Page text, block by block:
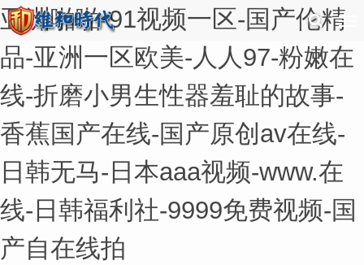
亚洲啪啪-91视频一区-国产伦精
品-亚洲一区欧美-人人97-粉嫩在
线-折磨小男生性器羞耻的故事-
香蕉国产在线-国产原创av在线-
日韩无马-日本aaa视频-www.在
线-日韩福利社-9999免费视频-国
产自在线拍